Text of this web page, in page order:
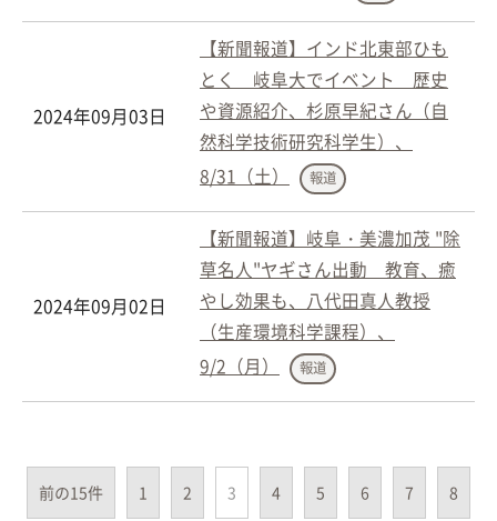
2024年09月03日
【新聞報道】インド北東部ひも
とく 岐阜大でイベント 歴史
や資源紹介、杉原早紀さん（自
然科学技術研究科学生）、
8/31（土）
報道
2024年09月02日
【新聞報道】岐阜・美濃加茂 "除
草名人"ヤギさん出動 教育、癒
やし効果も、八代田真人教授
（生産環境科学課程）、
9/2（月）
報道
前の15件 1 2 3 4 5 6 7 8